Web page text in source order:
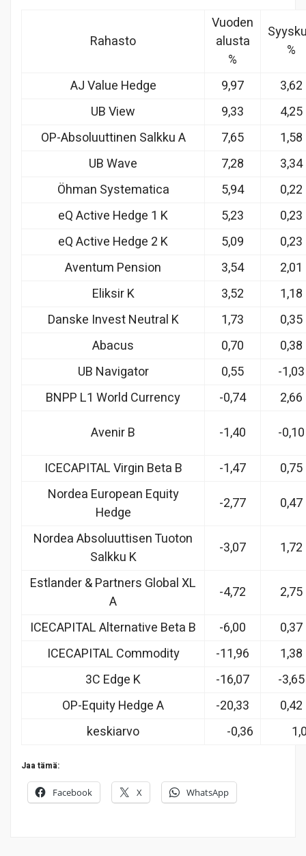
Rahasto
Vuoden
alusta
%
%
AJ Value Hedge
9,97
3,62
UB View
9,33
4,25
OP-Absoluuttinen Salkku A
7,65
1,58
UB Wave
7,28
3,34
Öhman Systematica
5,94
0,22
eQ Active Hedge 1 K
5,23
0,23
eQ Active Hedge 2 K
5,09
0,23
Aventum Pension
3,54
2,01
Eliksir K
3,52
1,18
Danske Invest Neutral K
1,73
0,35
Abacus
0,70
0,38
UB Navigator
0,55
-1,03
BNPP L1 World Currency
-0,74
2,66
Avenir B
-1,40
-0,10
ICECAPITAL Virgin Beta B
-1,47
0,75
Nordea European Equity
Hedge
-2,77
0,47
Nordea Absoluuttisen Tuoton
Salkku K
-3,07
1,72
Estlander & Partners Global XL
A
-4,72
2,75
ICECAPITAL Alternative Beta B
-6,00
0,37
ICECAPITAL Commodity
-11,96
1,38
3C Edge K
-16,07
-3,65
OP-Equity Hedge A
-20,33
0,42
keskiarvo
-0,36
Jaa tämä:
Facebook X WhatsApp